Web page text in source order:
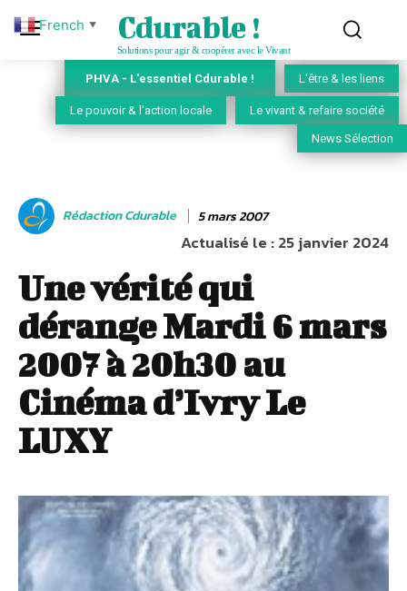
Cdurable !
Solutions pour agir & coopérer avec le Vivant
PHVA - L'essentiel Cdurable ! L'être & les liens
Le pouvoir & l'action locale Le vivant & refaire société
News Sélection
Rédaction Cdurable 5 mars 2007
Actualisé le :25 janvier 2024
Une vérité qui
dérange Mardi 6 mars
2007 à 20h30 au
Cinéma d’Ivry Le
LUXY
French ▼